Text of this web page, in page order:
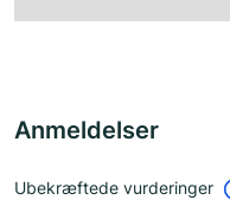
Anmeldelser
Ubekræftede vurderinger